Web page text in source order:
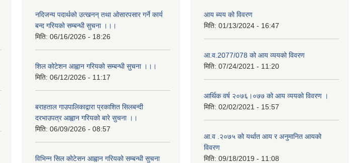
नदिजन्य पदार्थको उत्खनन् तथा ओसारपसार गर्ने कार्य
बन्द गरियको सम्बन्धी सुचना ।।।
मिति: 06/16/2026 - 18:26
शिल कोटेशन आह्वान गरियको सम्बन्धी सुचना ।।।
मिति: 06/12/2026 - 11:17
बराहताल गाउपालिकाद्वारा प्रकाशित सिलबन्दी
दरभाउपत्र आह्वान गरियको बारे सुचना ।।
मिति: 06/09/2026 - 08:57
विभिन्न सिल कोटेसन आह्वान गरियको सम्बन्धी सुचना
आय ब्यय को विवरण
मिति: 01/13/2024 - 16:47
आ.व.2077/078 को आय व्ययको विवरण
मिति: 07/24/2021 - 11:20
आर्थिक वर्ष २०७६।०७७ को आय व्ययको विवरण ।
मिति: 02/02/2021 - 15:57
आ.व .२०७५ को यर्थात आय र अनुमानित आयको
विवरण
मिति: 09/18/2019 - 11:08